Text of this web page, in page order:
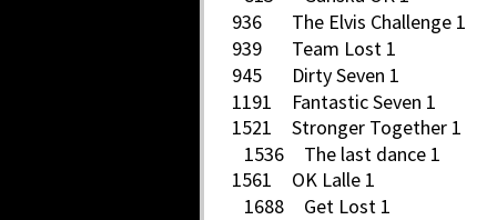
936 The Elvis Challenge
939 Team Lost 1
945 Dirty Seven 1
1191 Fantastic Seven 1
1521 Stronger Together
1536 The last dance 1
1561 OK Lalle 1
1688 Get Lost 1